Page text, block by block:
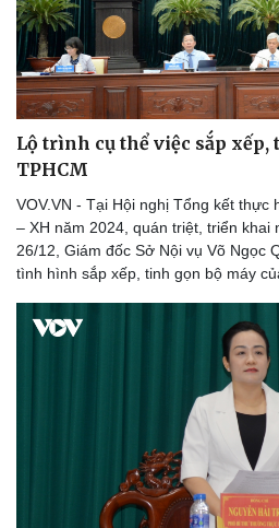
Pháp luật
Vụ án
Tin nóng
Tư vấn luật
Lộ trình cụ thể việc sắp xếp,
TPHCM
VOV.VN - Tại Hội nghị Tổng kết thực
– XH năm 2024, quán triệt, triển khai
26/12, Giám đốc Sở Nội vụ Võ Ngọc
tình hình sắp xếp, tinh gọn bộ máy